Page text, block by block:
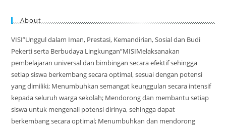
About
VISI”Unggul dalam Iman, Prestasi, Kemandirian, Sosial dan Budi
Pekerti serta Berbudaya Lingkungan”MISIMelaksanakan
pembelajaran universal dan bimbingan secara efektif sehingga
setiap siswa berkembang secara optimal, sesuai dengan potensi
yang dimiliki; Menumbuhkan semangat keunggulan secara intensif
kepada seluruh warga sekolah; Mendorong dan membantu setiap
siswa untuk mengenali potensi dirinya, sehingga dapat
berkembang secara optimal; Menumbuhkan dan mendorong